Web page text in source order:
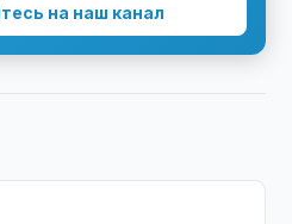
на наш канал